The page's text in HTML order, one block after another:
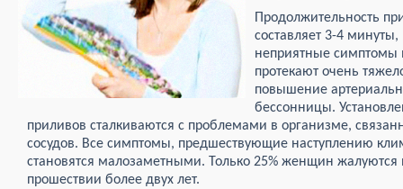
Продолжительность
составляет 3-4
неприятные симптомы
протекают очень
повышение
бессонницы.
приливов сталкиваются с проблемами в организме,
сосудов. Все симптомы, предшествующие наступлению
становятся малозаметными. Только 25% женщин жалуются
прошествии более двух лет.